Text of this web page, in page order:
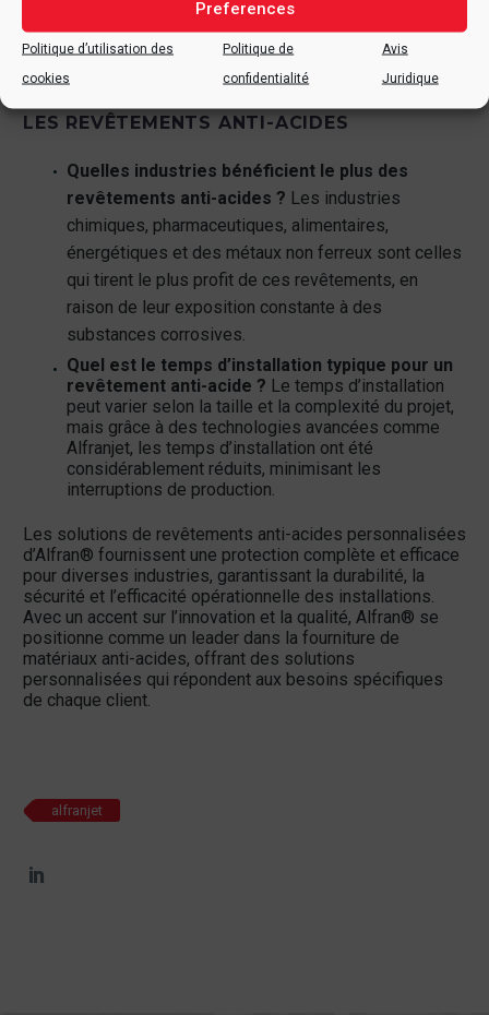
Preferences
Politique d’utilisation des
cookies
Politique de
confidentialité
Avis
Juridique
LES REVÊTEMENTS ANTI-ACIDES
Quelles industries bénéficient le plus des
revêtements anti-acides ? Les industries
chimiques, pharmaceutiques, alimentaires,
énergétiques et des métaux non ferreux sont celles
qui tirent le plus profit de ces revêtements, en
raison de leur exposition constante à des
substances corrosives.
Quel est le temps d’installation typique pour un
revêtement anti-acide ? Le temps d’installation
peut varier selon la taille et la complexité du projet,
mais grâce à des technologies avancées comme
Alfranjet, les temps d’installation ont été
considérablement réduits, minimisant les
interruptions de production.
Les solutions de revêtements anti-acides personnalisées
d’Alfran® fournissent une protection complète et efficace
pour diverses industries, garantissant la durabilité, la
sécurité et l’efficacité opérationnelle des installations.
Avec un accent sur l’innovation et la qualité, Alfran® se
positionne comme un leader dans la fourniture de
matériaux anti-acides, offrant des solutions
personnalisées qui répondent aux besoins spécifiques
de chaque client.
alfranjet